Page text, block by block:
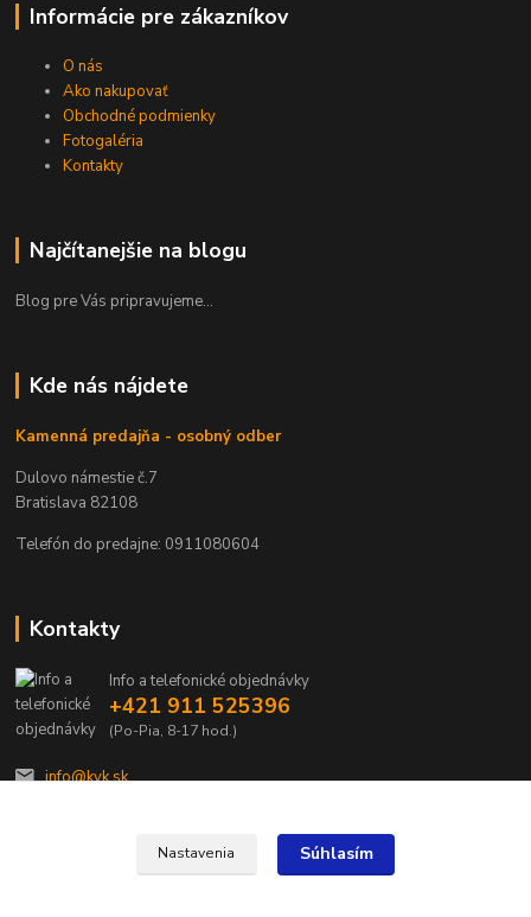
Informácie pre zákazníkov
O nás
Ako nakupovať
Obchodné podmienky
Fotogaléria
Kontakty
Najčítanejšie na blogu
Blog pre Vás pripravujeme...
Kde nás nájdete
Kamenná predajňa - osobný odber
Dulovo námestie č.7
Bratislava 82108
Telefón do predajne: 0911080604
Kontakty
Info a telefonické objednávky
+421 911 525396
(Po-Pia, 8-17 hod.)
info@kvk.sk
Nastavenia Súhlasím